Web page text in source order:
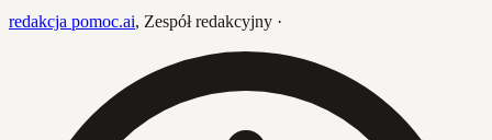
redakcja pomoc.ai, Zespół redakcyjny ·